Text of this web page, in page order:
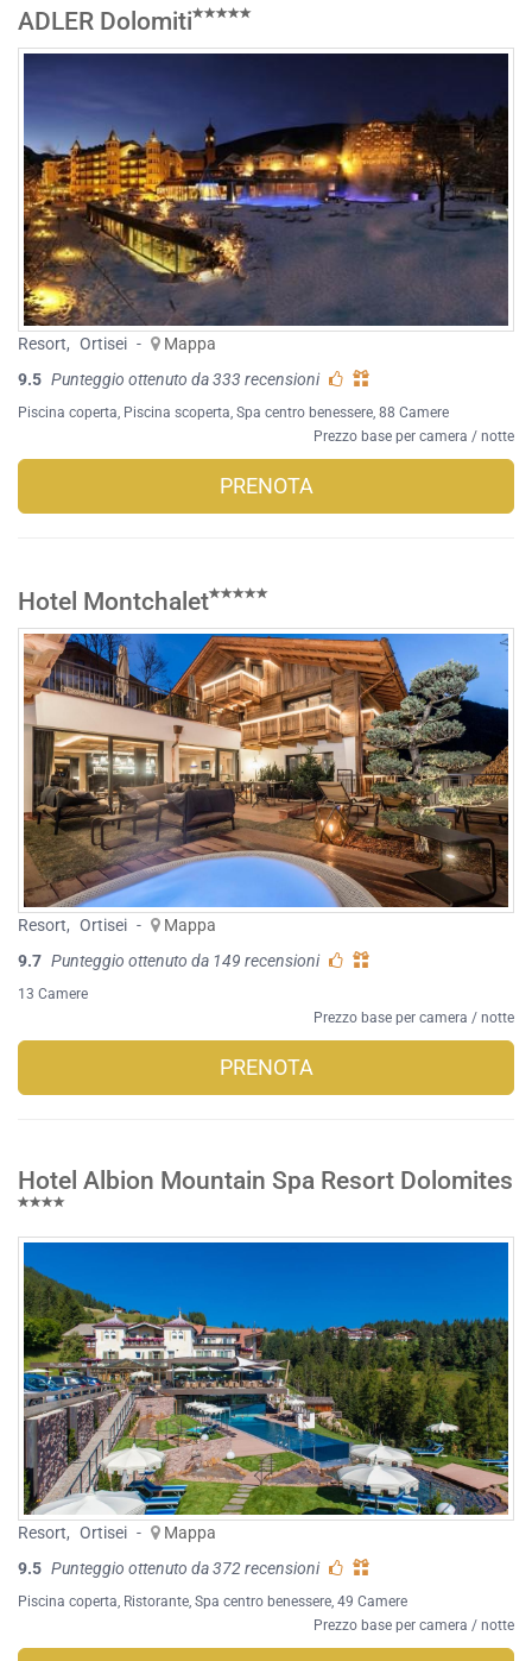
ADLER Dolomiti
Resort, Ortisei -
Mappa
9.5 Punteggio ottenuto da 333 recensioni
Piscina coperta, Piscina scoperta, Spa centro benessere, 88 Camere
Prezzo base per camera / notte
PRENOTA
Hotel Montchalet
Resort, Ortisei -
Mappa
9.7 Punteggio ottenuto da 149 recensioni
13 Camere
Prezzo base per camera / notte
PRENOTA
Hotel Albion Mountain Spa Resort Dolomites
Resort, Ortisei -
Mappa
9.5 Punteggio ottenuto da 372 recensioni
Piscina coperta, Ristorante, Spa centro benessere, 49 Camere
Prezzo base per camera / notte